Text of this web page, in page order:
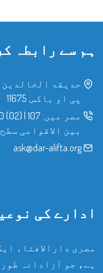
ہم سے رابطہ
حدیقۃ
پی او باکس: 11675
مصر میں: 107
|
(02) 25970400
بین الاقوامی
ask@dar-alifta.org
ادارے کی
مصری دارالافتاء
ہے، جو آزادانہ